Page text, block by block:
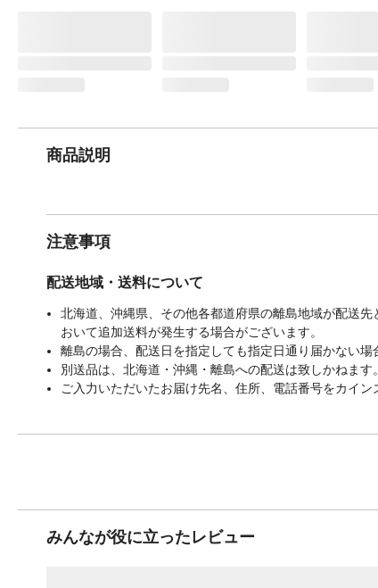
商品説明
注意事項
配送地域・送料について
北海道、沖縄県、その他各都道府県の離島地域が配送
おいて追加送料が発生する場合がございます。
離島の場合、配送日を指定しても指定日通り届かない場
別送品は、北海道・沖縄・離島への配送は致しかねます。
ご入力いただいたお届け先名、住所、電話番号をカイ
みんなが役に立ったレビュー